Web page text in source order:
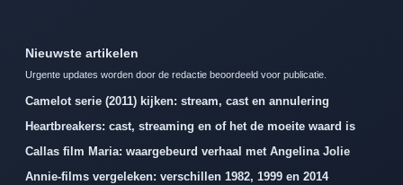
Nieuwste artikelen
Urgente updates worden door de redactie beoordeeld voor publicatie.
Camelot serie (2011) kijken: stream, cast en annulering
Heartbreakers: cast, streaming en of het de moeite waard is
Callas film Maria: waargebeurd verhaal met Angelina Jolie
Annie-films vergeleken: verschillen 1982, 1999 en 2014